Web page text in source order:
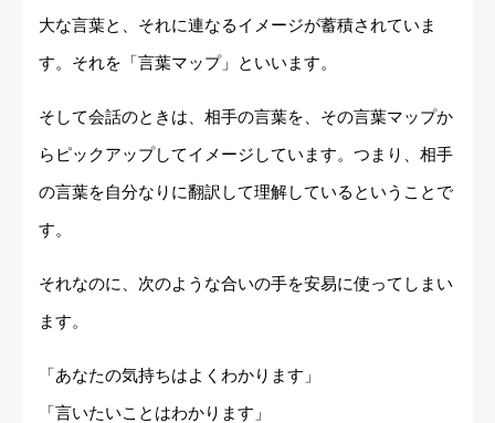
大な言葉と、それに連なるイメージが蓄積されていま
す。それを「言葉マップ」といいます。
そして会話のときは、相手の言葉を、その言葉マップか
らピックアップしてイメージしています。つまり、相手
の言葉を自分なりに翻訳して理解しているということで
す。
それなのに、次のような合いの手を安易に使ってしまい
ます。
「あなたの気持ちはよくわかります」
「言いたいことはわかります」